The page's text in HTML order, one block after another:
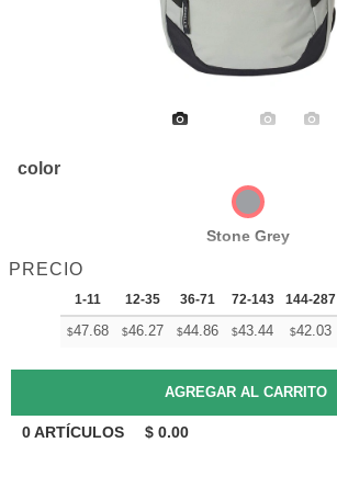
color
Stone Grey
PRECIO
1-11 12-35 36-71 72-143 144-287
$47.68 $46.27 $44.86 $43.44 $42.03
0ARTÍCULOS $ 0.00